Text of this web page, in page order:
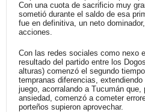
Con una cuota de sacrificio muy
sometió durante el saldo de esa
fue en definitiva, un neto
acciones.
Con las redes sociales como nexo
resultado del partido entre los
alturas) comenzó el segundo
tempranas diferencias,
juego, acorralando a Tucumán
ansiedad, comenzó a cometer
porteños supieron aprovechar.